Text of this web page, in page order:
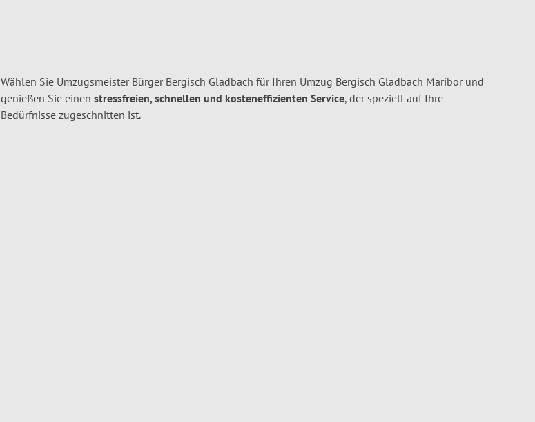
Wählen Sie Umzugsmeister Bürger Bergisch Gladbach für Ihren Umzug Bergisch Gladbach Maribor und
genießen Sie einen stressfreien, schnellen und kosteneffizienten Service, der speziell auf Ihre
Bedürfnisse zugeschnitten ist.